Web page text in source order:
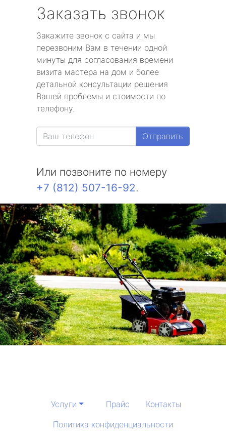
Заказать звонок
Закажите звонок с сайта и мы
перезвоним Вам в течении одной
минуты для согласования времени
визита мастера на дом и более
детальной консультации решения
Вашей проблемы и стоимости по
телефону.
Отправить
Или позвоните по номеру
+7 (812) 507-16-92.
Услуги Прайс
Контакты
Политика конфиденциальности